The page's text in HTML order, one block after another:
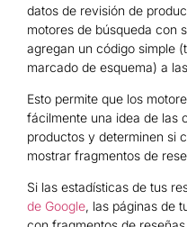
datos de revisión de
motores de búsqueda con
agregan un código simple
marcado de esquema) a
Esto permite que los
fácilmente una idea de las
productos y determinen si
mostrar fragmentos de
Si las estadísticas de tus
de Google, las páginas de